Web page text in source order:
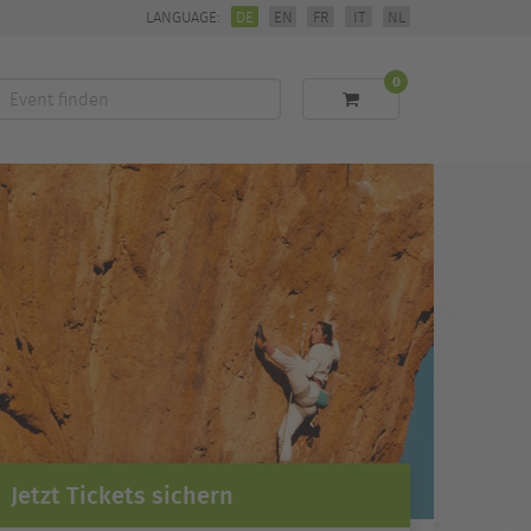
LANGUAGE: DE EN FR IT NL
Event
finden
0
Jetzt Tickets sichern